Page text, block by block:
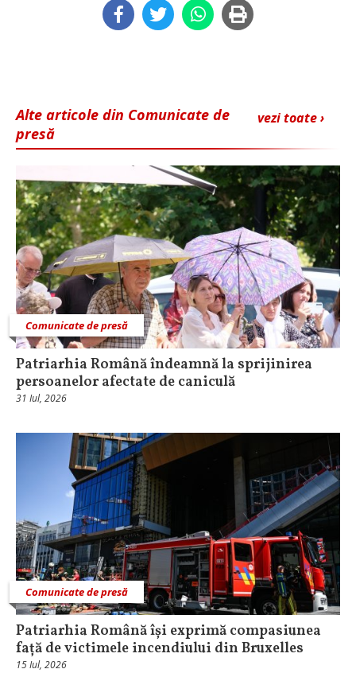
vezi toate ›
Alte articole din Comunicate de
presă
Comunicate de presă
Patriarhia Română îndeamnă la sprijinirea
persoanelor afectate de caniculă
31 Iul, 2026
Comunicate de presă
Patriarhia Română își exprimă compasiunea
față de victimele incendiului din Bruxelles
15 Iul, 2026